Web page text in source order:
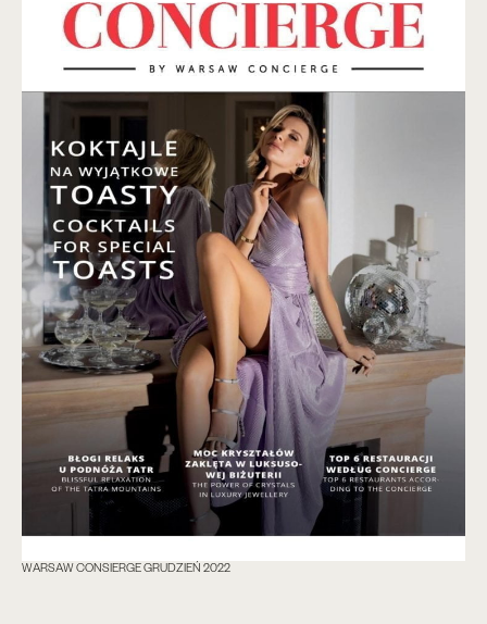
WARSAW CONSIERGE GRUDZIEŃ 2022